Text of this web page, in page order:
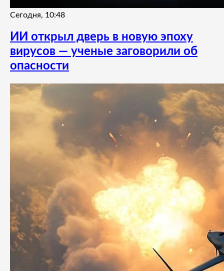
Сегодня, 10:48
ИИ открыл дверь в новую эпоху
вирусов — ученые заговорили об
опасности